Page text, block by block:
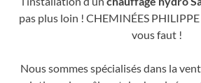
pas plus loin ! CHEMINÉES PHILIPPE
vous faut !
Nous sommes spécialisés dans la